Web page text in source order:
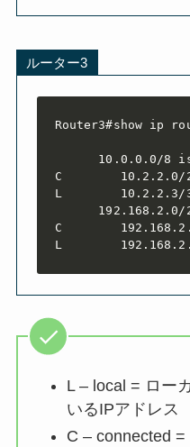
ルーター3
Router3#show ip
10.0.0.0/8
C        10.2.2.0/
L        10.2.2.3/
C
L
L – local = ロー
いるIPアドレス
C – connected